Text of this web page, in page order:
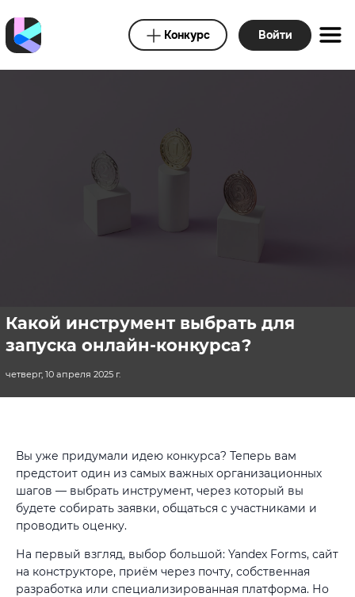
Конкурс Войти
Какой инструмент выбрать для
запуска онлайн-конкурса?
четверг, 10 апреля 2025 г.
Вы уже придумали идею конкурса? Теперь вам
предстоит один из самых важных организационных
шагов — выбрать инструмент, через который вы
будете собирать заявки, общаться с участниками и
проводить оценку.
На первый взгляд, выбор большой: Yandex Forms, сайт
на конструкторе, приём через почту, собственная
разработка или специализированная платформа. Но